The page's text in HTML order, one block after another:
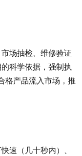
场抽检、维修验证
科学依据，强制执
格产品流入市场，推
速（几十秒内）、